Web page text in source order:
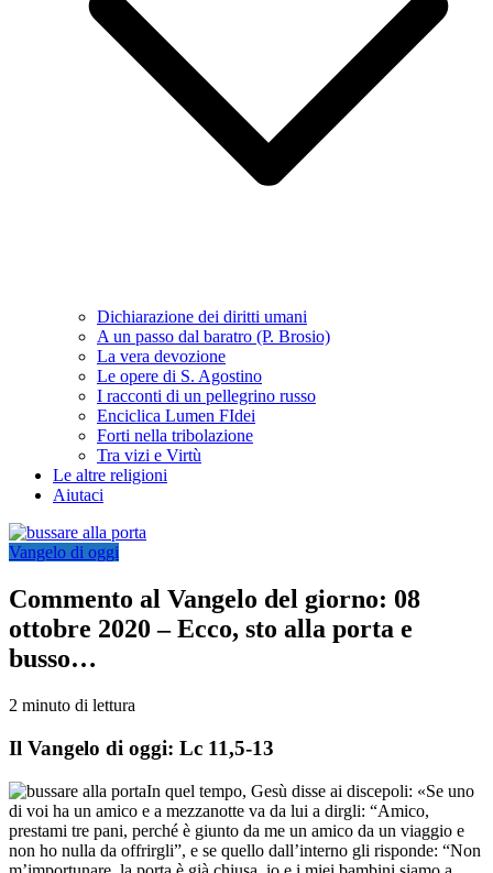
Dichiarazione dei diritti umani
A un passo dal baratro (P. Brosio)
La vera devozione
Le opere di S. Agostino
I racconti di un pellegrino russo
Enciclica Lumen FIdei
Forti nella tribolazione
Tra vizi e Virtù
Le altre religioni
Aiutaci
Vangelo di oggi
Commento al Vangelo del giorno: 08
ottobre 2020 – Ecco, sto alla porta e
busso…
2 minuto di lettura
Il Vangelo di oggi: Lc 11,5-13
In quel tempo, Gesù disse ai discepoli: «Se uno
di voi ha un amico e a mezzanotte va da lui a dirgli: “Amico,
prestami tre pani, perché è giunto da me un amico da un viaggio e
non ho nulla da offrirgli”, e se quello dall’interno gli risponde: “Non